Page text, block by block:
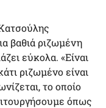
βαθιά ριζωμένη
εύκολα. «Είναι
ριζωμένο είναι
το οποίο
όπως